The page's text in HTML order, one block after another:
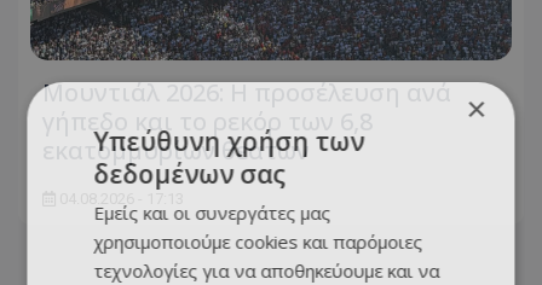
Μουντιάλ 2026: Η προσέλευση ανά
γήπεδο και το ρεκόρ των 6,8
εκατομμυρίων θεατών
×
Υπεύθυνη χρήση των
δεδομένων σας
Εμείς και οι συνεργάτες μας
χρησιμοποιούμε cookies και παρόμοιες
τεχνολογίες για να αποθηκεύουμε και να